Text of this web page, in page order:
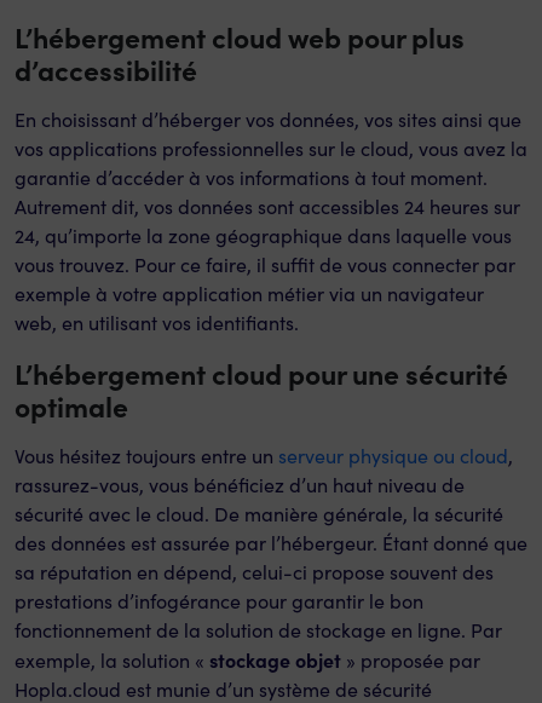
L’hébergement cloud web pour plus
d’accessibilité
En choisissant d’héberger vos données, vos sites ainsi que
vos applications professionnelles sur le cloud, vous avez la
garantie d’accéder à vos informations à tout moment.
Autrement dit, vos données sont accessibles 24 heures sur
24, qu’importe la zone géographique dans laquelle vous
vous trouvez. Pour ce faire, il suffit de vous connecter par
exemple à votre application métier via un navigateur
web, en utilisant vos identifiants.
L’hébergement cloud pour une sécurité
optimale
Vous hésitez toujours entre un serveur physique ou cloud,
rassurez-vous, vous bénéficiez d’un haut niveau de
sécurité avec le cloud. De manière générale, la sécurité
des données est assurée par l’hébergeur. Étant donné que
sa réputation en dépend, celui-ci propose souvent des
prestations d’infogérance pour garantir le bon
fonctionnement de la solution de stockage en ligne. Par
exemple, la solution « stockage objet » proposée par
Hopla.cloud est munie d’un système de sécurité